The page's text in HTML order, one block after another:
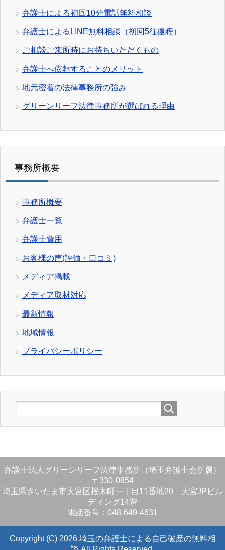
弁護士による初回10分電話無料相談
弁護士によるLINE無料相談（初回5往復程）
ご相談ご来所時にお持ちいただくもの
弁護士へ依頼することのメリット
地元密着の法律事務所の強み
グリーンリーフ法律事務所が選ばれる理由
事務所概要
事務所概要
弁護士一覧
弁護士費用
お客様の声(評価・口コミ)
メディア掲載
メディア取材対応
最新情報
地域情報
プライバシーポリシー
弁護士法人グリーンリーフ法律事務所（埼玉弁護士会所属）
〒330-0854
埼玉県さいたま市大宮区桜木町一丁目11番地20 大宮JPビル
ディング14階
電話番号：048-649-4631
Copyright (C) 2026 埼玉の弁護士による自己破産の無料相